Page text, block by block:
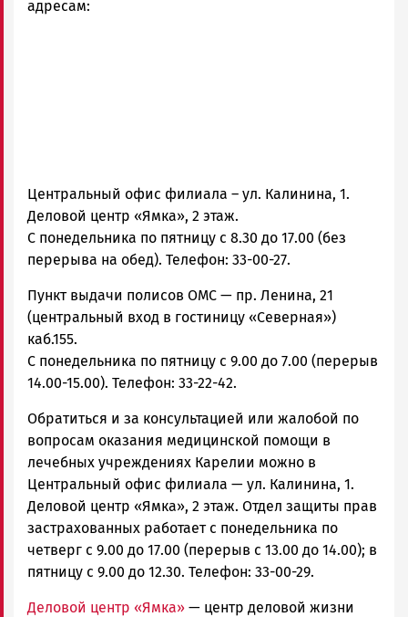
адресам:
Центральный офис филиала – ул. Калинина, 1.
Деловой центр «Ямка», 2 этаж.
С понедельника по пятницу с 8.30 до 17.00 (без
перерыва на обед). Телефон: 33-00-27.
Пункт выдачи полисов ОМС — пр. Ленина, 21
(центральный вход в гостиницу «Северная»)
каб.155.
С понедельника по пятницу с 9.00 до 7.00 (перерыв
14.00-15.00). Телефон: 33-22-42.
Обратиться и за консультацией или жалобой по
вопросам оказания медицинской помощи в
лечебных учреждениях Карелии можно в
Центральный офис филиала — ул. Калинина, 1.
Деловой центр «Ямка», 2 этаж. Отдел защиты прав
застрахованных работает с понедельника по
четверг с 9.00 до 17.00 (перерыв с 13.00 до 14.00); в
пятницу с 9.00 до 12.30. Телефон: 33-00-29.
Деловой центр «Ямка» — центр деловой жизни